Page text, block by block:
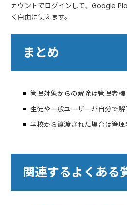
カウントでログインして、Google
く自由に使えます。
まとめ
管理対象からの解除は管理者
生徒や一般ユーザーが自分で
学校から譲渡された場合は管
関連するよくある